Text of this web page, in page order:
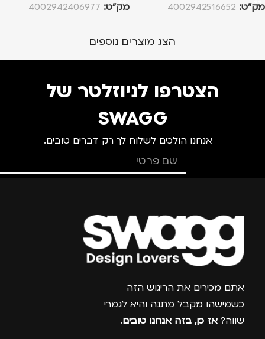
מק”ט: 4002942516652 מק”ט: 4002942406977
הצג מוצרים נוספים
הצטרפו לניוזלטר של
SWAGG
אנחנו הולכים לשלוח לך רק דברים טובים.
צרפו אותי למועדון
אתם מכירים את הריגוש הזה
כשמישהו מקבל מתנה והיא לגמרי
שווה? אז כן, בזה אנחנו טובים.